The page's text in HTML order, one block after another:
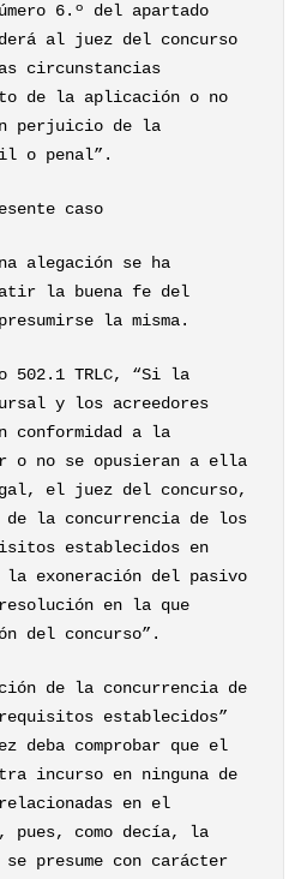
6.º del apartado
al juez del concurso
circunstancias
de la aplicación o no
perjuicio de la
o penal”.
caso
alegación se ha
la buena fe del
la misma.
502.1 TRLC, “Si la
y los acreedores
conformidad a la
o no se opusieran a ella
el juez del concurso,
la concurrencia de los
establecidos en
exoneración del pasivo
en la que
del concurso”.
de la concurrencia de
establecidos”
deba comprobar que el
incurso en ninguna de
en el
pues, como decía, la
presume con carácter